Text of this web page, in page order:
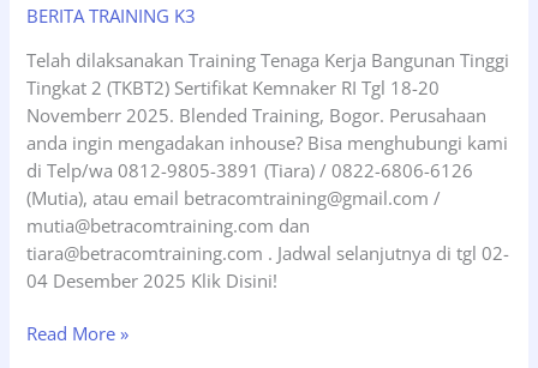
BERITA TRAINING K3
Telah dilaksanakan Training Tenaga Kerja Bangunan Tinggi
Tingkat 2 (TKBT2) Sertifikat Kemnaker RI Tgl 18-20
Novemberr 2025. Blended Training, Bogor. Perusahaan
anda ingin mengadakan inhouse? Bisa menghubungi kami
di Telp/wa 0812-9805-3891 (Tiara) / 0822-6806-6126
(Mutia), atau email betracomtraining@gmail.com /
mutia@betracomtraining.com dan
tiara@betracomtraining.com . Jadwal selanjutnya di tgl 02-
04 Desember 2025 Klik Disini!
Training
Read More »